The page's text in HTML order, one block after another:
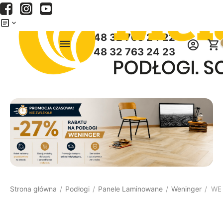
+48 32 763 24 22
+48 32 763 24 23
Strona główna / Podłogi / Panele Laminowane / Weninger /